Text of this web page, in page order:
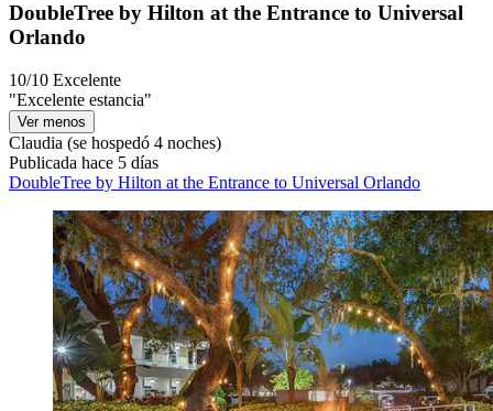
DoubleTree by Hilton at the Entrance to Universal
Orlando
10/10 Excelente
"Excelente estancia"
Ver menos
Claudia (se hospedó 4 noches)
Publicada hace 5 días
DoubleTree by Hilton at the Entrance to Universal Orlando